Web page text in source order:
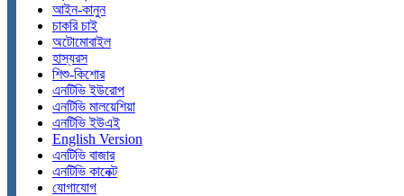
আইন-কানুন
চাকরি চাই
অটোমোবাইল
হাস্যরস
শিশু-কিশোর
এনটিভি ইউরোপ
এনটিভি মালয়েশিয়া
এনটিভি ইউএই
English Version
এনটিভি বাজার
এনটিভি কানেক্ট
যোগাযোগ